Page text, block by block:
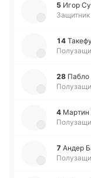
5 Игор
Защитник
14
28
4
7 Андер